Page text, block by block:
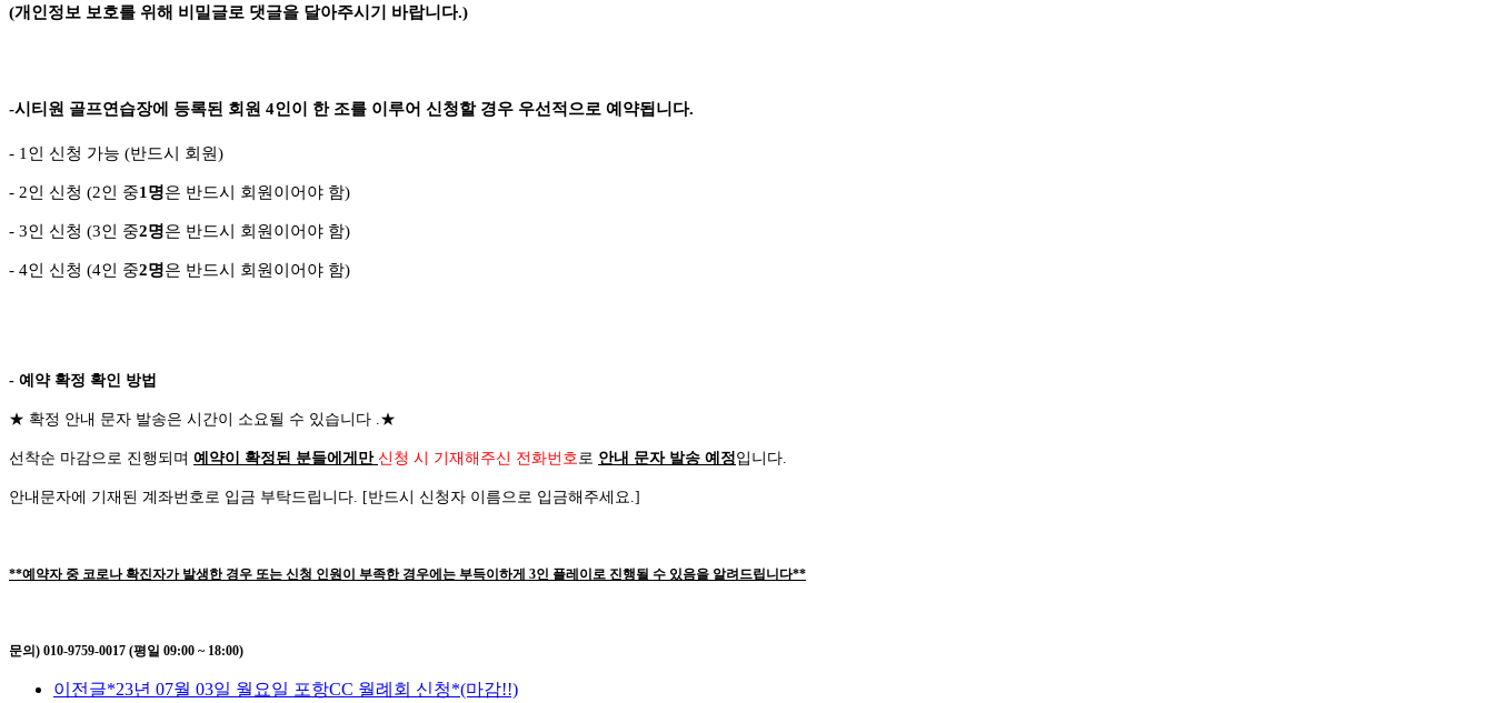
(개인정보 보호를 위해 비밀글로 댓글을 달아주시기 바랍니다.)
-시티원 골프연습장에 등록된 회원 4인이 한 조를 이루어 신청할 경우 우선적으로 예약됩니다.
- 1인 신청 가능 (반드시 회원)
- 2인 신청 (2인 중1명은 반드시 회원이어야 함)
- 3인 신청 (3인 중2명은 반드시 회원이어야 함)
- 4인 신청 (4인 중2명은 반드시 회원이어야 함)
- 예약 확정 확인 방법
★ 확정 안내 문자 발송은 시간이 소요될 수 있습니다 .★
선착순 마감으로 진행되며 예약이 확정된 분들에게만 신청 시 기재해주신 전화번호로 안내 문자 발송 예정입니다.
안내문자에 기재된 계좌번호로 입금 부탁드립니다. [반드시 신청자 이름으로 입금해주세요.]
**예약자 중 코로나 확진자가 발생한 경우 또는 신청 인원이 부족한 경우에는 부득이하게 3인 플레이로 진행될 수 있음을 알려드립니다**
문의) 010-9759-0017 (평일 09:00 ~ 18:00)
이전글*23년 07월 03일 월요일 포항CC 월례회 신청*(마감!!)